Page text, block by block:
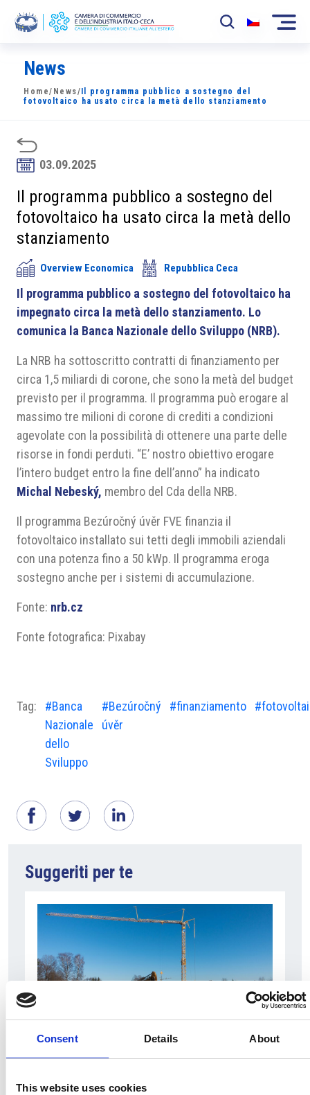
Consent Details About
This website uses cookies
La Camera
News
Sviluppo Mercato
Soci
Partner
Area riservata
News
Home/ News/ Il programma pubblico a sostegno del
fotovoltaico ha usato circa la metà dello stanziamento
03.09.2025
Il programma pubblico a sostegno del
fotovoltaico ha usato circa la metà dello
stanziamento
Overview Economica Repubblica Ceca
Il programma pubblico a sostegno del fotovoltaico ha
impegnato circa la metà dello stanziamento. Lo
comunica la Banca Nazionale dello Sviluppo (NRB).
La NRB ha sottoscritto contratti di finanziamento per
circa 1,5 miliardi di corone, che sono la metà del budget
previsto per il programma. Il programma può erogare al
massimo tre milioni di corone di crediti a condizioni
agevolate con la possibilità di ottenere una parte delle
risorse in fondi perduti. “E’ nostro obiettivo erogare
l’intero budget entro la fine dell’anno” ha indicato
Michal Nebeský, membro del Cda della NRB.
Il programma Bezúročný úvěr FVE finanzia il
fotovoltaico installato sui tetti degli immobili aziendali
con una potenza fino a 50 kWp. Il programma eroga
sostegno anche per i sistemi di accumulazione.
Fonte: nrb.cz
Fonte fotografica: Pixabay
Tag:
#Banca
Nazionale
dello
Sviluppo
#Bezúročný
úvěr
#finanziamento
Suggeriti per te
costruzione di nuove abitazioni